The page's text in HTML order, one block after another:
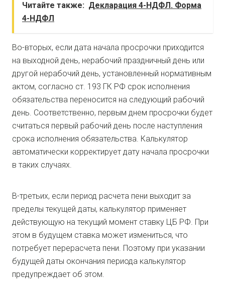
Читайте также: Декларация 4-НДФЛ. Форма
4-НДФЛ
Во-вторых, если дата начала просрочки приходится
на выходной день, нерабочий праздничный день или
другой нерабочий день, установленный нормативным
актом, согласно ст. 193 ГК РФ срок исполнения
обязательства переносится на следующий рабочий
день. Соответственно, первым днем просрочки будет
считаться первый рабочий день после наступления
срока исполнения обязательства. Калькулятор
автоматически корректирует дату начала просрочки
в таких случаях.
В-третьих, если период расчета пени выходит за
пределы текущей даты, калькулятор применяет
действующую на текущий момент ставку ЦБ РФ. При
этом в будущем ставка может измениться, что
потребует перерасчета пени. Поэтому при указании
будущей даты окончания периода калькулятор
предупреждает об этом.